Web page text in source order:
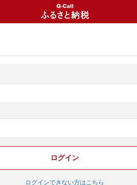
ログイン
ログインできない方はこちら